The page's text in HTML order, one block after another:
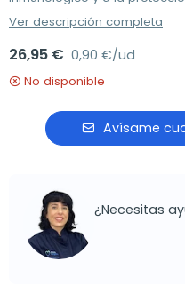
Ver descripción completa
26,95 € 0,90 €/ud
No disponible
Avísame
¿Necesitas